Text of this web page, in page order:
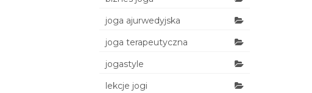
joga ajurwedyjska
joga terapeutyczna
jogastyle
lekcje jogi